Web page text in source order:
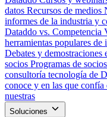
datos Recursos de medios
informes de la industria y
Dataddo vs. Competencia
herramientas populares de
Debates y demostraciones
socios Programas de socios
consultoría tecnología de
conoce y en las que
nuestras
Soluciones